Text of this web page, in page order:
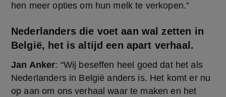
hen meer opties om hun melk te verkopen.”
Nederlanders die voet aan wal zetten in
België, het is altijd een apart verhaal.
Jan Anker: “Wij beseffen heel goed dat het als
Nederlanders in België anders is. Het komt er nu
op aan om ons verhaal waar te maken en het